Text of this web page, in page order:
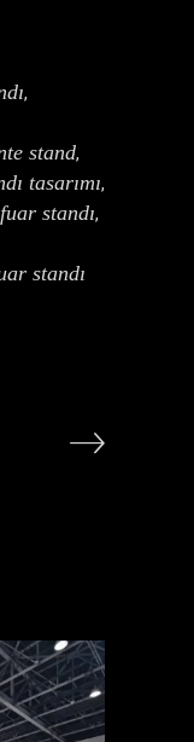
,
stand,
tasarımı,
standı,
standı